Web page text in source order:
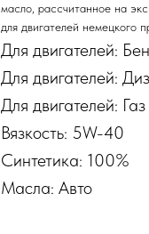
масло, рассчитанное на
для двигателей немецкого
Для двигателей:
Для двигателей:
Для двигателей: Газ
Вязкость: 5W-40
Синтетика: 100%
Масла: Авто